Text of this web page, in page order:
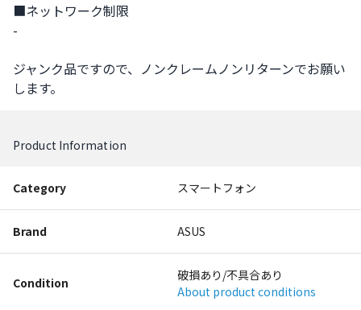
■ネットワーク制限
-
ジャンク品ですので、ノンクレームノンリターンでお願い
します。
Product Information
Category スマートフォン
Brand ASUS
Condition
破損あり/不具合あり
About product conditions